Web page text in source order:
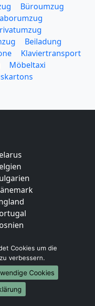
Büroumzug
Beiladung
Klaviertransport
Möbeltaxi
Cookies um die
verbessern.
Cookies